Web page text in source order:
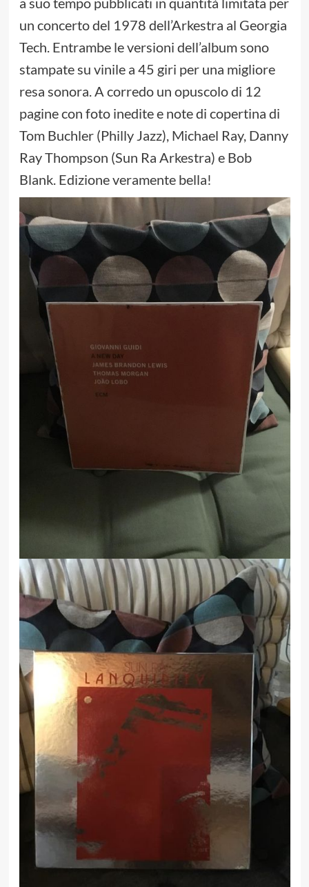
un concerto del 1978 dell’Arkestra al Georgia
Tech. Entrambe le versioni dell’album sono
stampate su vinile a 45 giri per una migliore
resa sonora. A corredo un opuscolo di 12
pagine con foto inedite e note di copertina di
Tom Buchler (Philly Jazz), Michael Ray, Danny
Ray Thompson (Sun Ra Arkestra) e Bob
Blank. Edizione veramente bella!